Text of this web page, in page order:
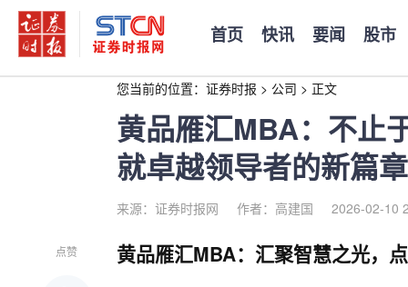
首页 快讯 要闻 股市
您当前的位置： 证券时报 > 公司 > 正文
黄品雁汇MBA：不
就卓越领导者的新篇章
来源：证券时报网 作者：高建国 2026-02-10
点赞 黄品雁汇MBA：汇聚智慧之光，